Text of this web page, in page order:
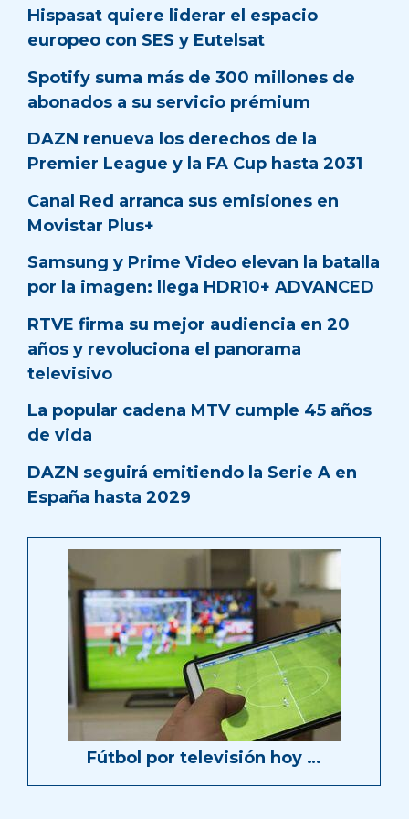
Hispasat quiere liderar el espacio
europeo con SES y Eutelsat
Spotify suma más de 300 millones de
abonados a su servicio prémium
DAZN renueva los derechos de la
Premier League y la FA Cup hasta 2031
Canal Red arranca sus emisiones en
Movistar Plus+
Samsung y Prime Video elevan la batalla
por la imagen: llega HDR10+ ADVANCED
RTVE firma su mejor audiencia en 20
años y revoluciona el panorama
televisivo
La popular cadena MTV cumple 45 años
de vida
DAZN seguirá emitiendo la Serie A en
España hasta 2029
Fútbol por televisión hoy …